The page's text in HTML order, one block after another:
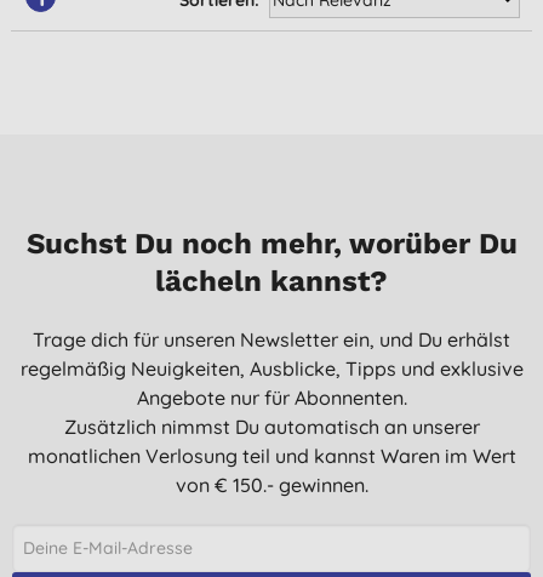
Suchst Du noch mehr, worüber Du
lächeln kannst?
Trage dich für unseren Newsletter ein, und Du erhälst
regelmäßig Neuigkeiten, Ausblicke, Tipps und exklusive
Angebote nur für Abonnenten.
Zusätzlich nimmst Du automatisch an unserer
monatlichen Verlosung teil und kannst Waren im Wert
von € 150.- gewinnen.